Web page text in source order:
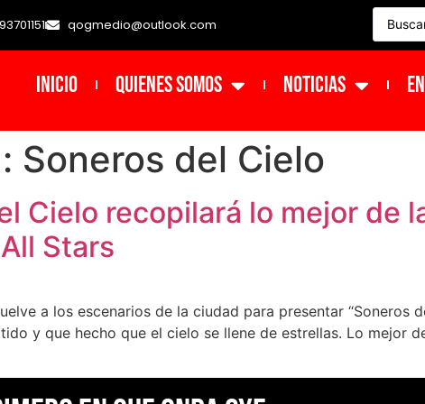
qogmedio@outlook.com
INICIO Quienes Somos NOTICIAS
Soneros del Cielo
Cielo recopilará lo mejor de
Stars
a los escenarios de la ciudad para presentar
y que hecho que el cielo se llene de estrellas. Lo mejor